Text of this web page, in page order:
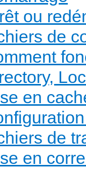
ou
de
en
de
en